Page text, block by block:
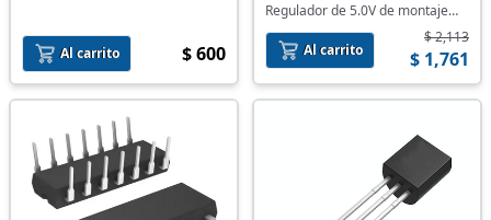
Al carrito $ 600
Regulador de 5.0V de montaje
superficial
Al carrito
$ 2,113
$ 1,761